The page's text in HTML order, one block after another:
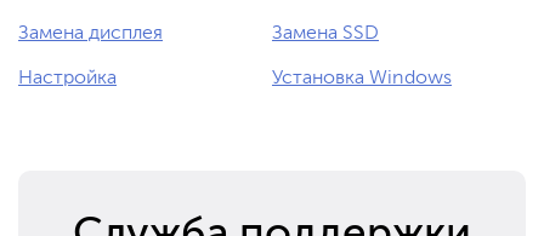
Замена дисплея Замена SSD
Настройка Установка Windows